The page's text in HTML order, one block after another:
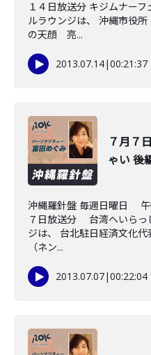
１４日放送分 キジムナー
ルラウンジは、 沖縄市役
の天顔 亮...
2013.07.14|00:21:37
７月７
ゃい 後
沖縄羅針盤 毎週日曜日
７日放送分 台湾へいらっ
ジは、 台北駐日経済文化
（ネン...
2013.07.07|00:22:04